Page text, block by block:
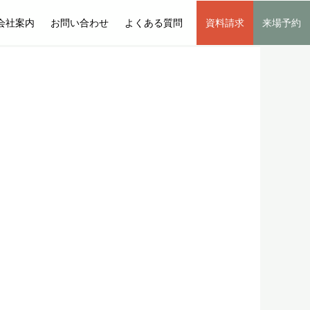
社案内 お問い合わせ よくある質問 資料請求 来場予約